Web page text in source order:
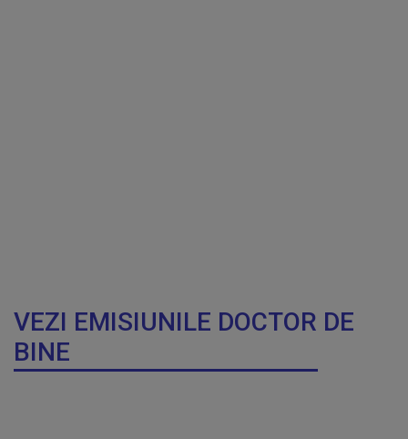
VEZI EMISIUNILE DOCTOR DE
BINE